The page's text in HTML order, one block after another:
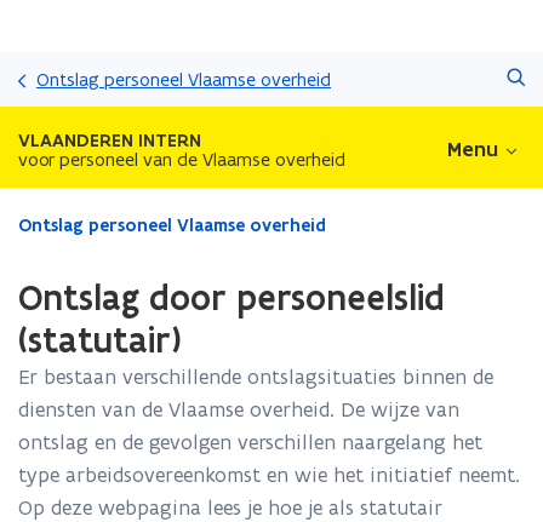
en
naar
inhoud
Ontslag personeel Vlaamse overheid
VLAANDEREN INTERN
voor personeel van de Vlaamse overheid Menu
Gedaan
bevindt
zich
op:
Ontslag
personeelslid
(statutair)
Ontslag personeel Vlaamse overheid
Ontslag door personeelslid
(statutair)
Er bestaan verschillende ontslagsituaties binnen de
diensten van de Vlaamse overheid. De wijze van
ontslag en de gevolgen verschillen naargelang het
type arbeidsovereenkomst en wie het initiatief neemt.
Op deze webpagina lees je hoe je als statutair